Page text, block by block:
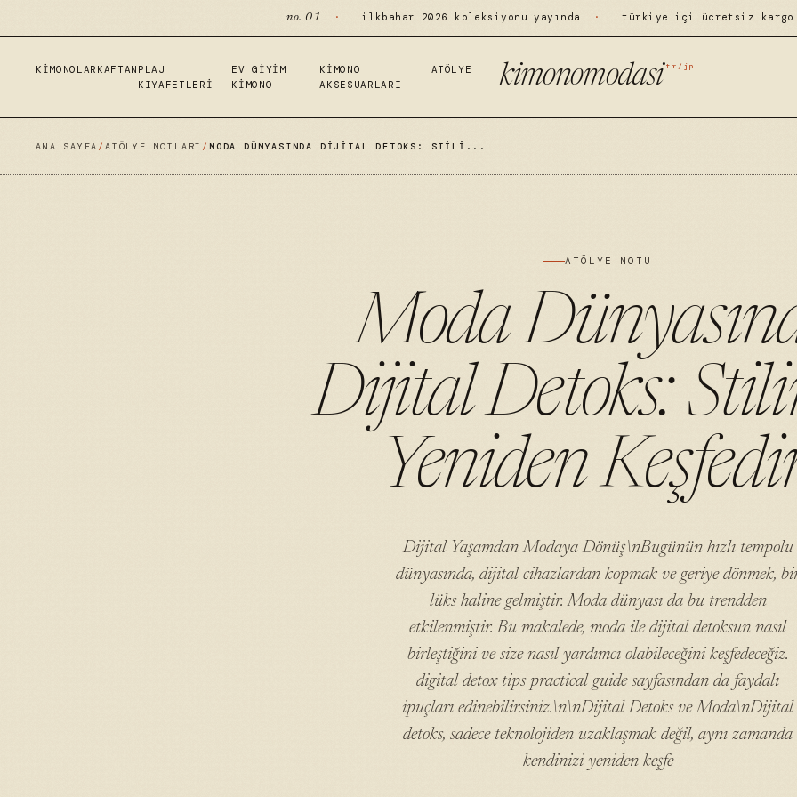
no. 01 · ilkbahar 2026 koleksiyonu yayında · türkiye içi ücretsiz kargo
KIMONOLAR KAFTAN PLAJ
KIYAFETLERI
EV GIYIM
KIMONO
KIMONO
AKSESUARLARI
ATÖLYE kimonomodasi tr/jp
ANA SAYFA /ATÖLYE NOTLARI /MODA DÜNYASINDA DIJITAL DETOKS: STILI...
ATÖLYE NOTU
Moda
Dijital Detoks:
Yeniden
Dijital Yaşamdan Modaya Dönüş\nBugünün hızlı tempolu
dünyasında, dijital cihazlardan kopmak ve geriye dönmek,
lüks haline gelmiştir. Moda dünyası da bu trendden
etkilenmiştir. Bu makalede, moda ile dijital detoksun nasıl
birleştiğini ve size nasıl yardımcı olabileceğini keşfedeceğiz.
digital detox tips practical guide sayfasından da faydalı
ipuçları edinebilirsiniz.\n\nDijital Detoks ve Moda\nDijital
detoks, sadece teknolojiden uzaklaşmak değil, aynı zamanda
kendinizi yeniden keşfe